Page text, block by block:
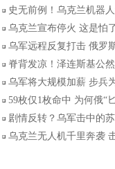
史无前例！乌克兰机器
乌克兰宣布停火 这是怕
乌军远程反复打击 俄罗
脊背发凉！泽连斯基公
乌军将大规模加薪 步兵
59枚仅1枚命中 为何俄“
剧情反转？乌军击中的
乌克兰无人机千里奔袭